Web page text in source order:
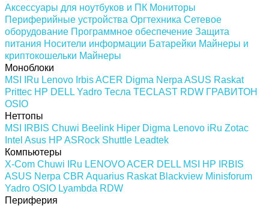
Аксессуары для ноутбуков и ПК Мониторы
Периферийные устройства Оргтехника Сетевое
оборудование Программное обеспечение Защита
питания Носители информации Батарейки Майнеры и
криптокошельки Майнеры
Моноблоки
MSI
IRu Lenovo IrbisACER Digma Nerpa ASUS Raskat
Prittec HP DELL Yadro Тесла TECLAST RDW ГРАВИТОН
OSIO
Неттопы
MSI
IRBIS Chuwi Beelink Hiper Digma Lenovo iRu Zotac
Intel Asus HP ASRock Shuttle Leadtek
Компьютеры
X-Com Chuwi IRu LENOVOACER DELL MSI HP
IRBIS
ASUS Nerpa CBR Aquarius Raskat Blackview Minisforum
Yadro OSIO Lyambda RDW
Периферия